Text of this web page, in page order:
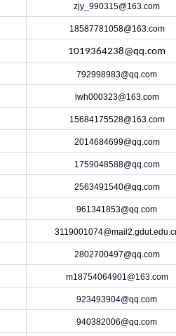
zjy_990315@163.com
18587781058@163.com
1019364238@qq.com
792998983@qq.com
lwh000323@163.com
15684175528@163.com
2014684699@qq.com
1759048588@qq.com
2563491540@qq.com
961341853@qq.com
2802700497@qq.com
m18754064901@163.com
923493904@qq.com
940382006@qq.com